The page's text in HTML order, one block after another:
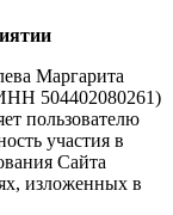
Маргарита
504402080261)
пользователю
участия в
Сайта
изложенных в